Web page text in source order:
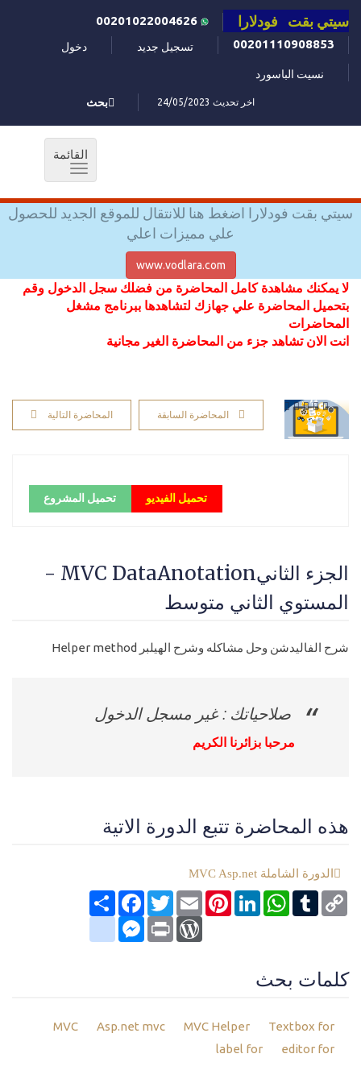
سيتي بقت فودلارا
00201110908853
تسجيل جديد دخول
نسيت الباسورد
اخر تحديث 24/05/2023 بحث
القائمة
Toggle
سيتي بقت فودلارا اضغط هنا للانتقال للموقع الجديد للحصول
علي مميزات اعلي
www.vodlara.com
لا يمكنك مشاهدة كامل المحاضرة من فضلك سجل الدخول وقم
بتحميل المحاضرة علي جهازك لتشاهدها ببرنامج مشغل
المحاضرات
انت الان تشاهد جزء من المحاضرة الغير مجانية
المحاضرة السابقة المحاضرة التالية
تحميل المشروع تحميل الفيديو
الجزء الثانيMVC DataAnotation -
المستوي الثاني متوسط
شرح الفاليدشن وحل مشاكله وشرح الهيلبر Helper method
صلاحياتك : غير مسجل الدخول
مرحبا بزائرنا الكريم
هذه المحاضرة تتبع الدورة الاتية
الدورة الشاملة MVC Asp.net
انشر
FacebookTwitterEmail
PinterestLinkedIn
WhatsAppTumblr Copy
Link
google_bookmarksMessenger Print
WordPress
كلمات بحث
MVC Asp.net mvc MVC Helper
Textbox for
label for
editor for